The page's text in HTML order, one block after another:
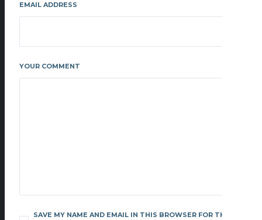
EMAIL ADDRESS
YOUR COMMENT
SAVE MY NAME AND EMAIL IN THIS BROWSER FOR THE